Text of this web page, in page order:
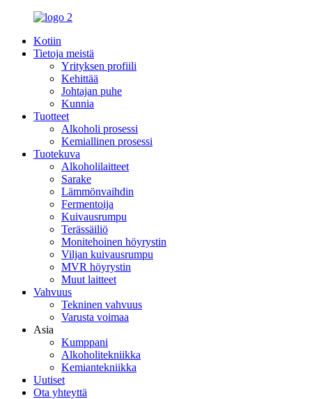
Kotiin
Tietoja meistä
Yrityksen profiili
Kehittää
Johtajan puhe
Kunnia
Tuotteet
Alkoholi prosessi
Kemiallinen prosessi
Tuotekuva
Alkoholilaitteet
Sarake
Lämmönvaihdin
Fermentoija
Kuivausrumpu
Terässäiliö
Monitehoinen höyrystin
Viljan kuivausrumpu
MVR höyrystin
Muut laitteet
Vahvuus
Tekninen vahvuus
Varusta voimaa
Asia
Kumppani
Alkoholitekniikka
Kemiantekniikka
Uutiset
Ota yhteyttä